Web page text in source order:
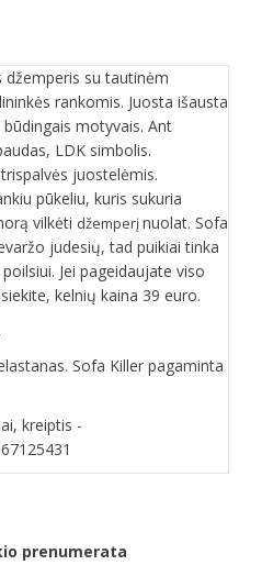
su tautinėm
rankomis. Juosta išausta
motyvais. Ant
LDK simbolis.
juostelėmis.
pūkeliu, kuris sukuria
vilkėti džemperįnuolat. Sofa
judesių, tad puikiai tinka
Jei pageidaujate viso
kelnių kaina 39 euro.
Sofa Killer pagaminta
kreiptis -
prenumerata